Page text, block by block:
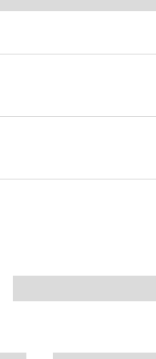
pulsera de oro rosa de